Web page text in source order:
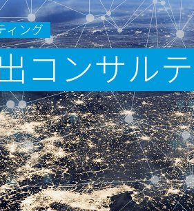
ィング
コンサルテ